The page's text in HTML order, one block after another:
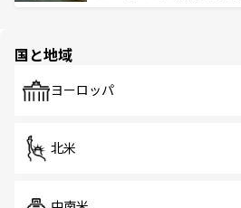
で、ホーカーズは地元の風情
国と地域
ヨーロッパ
北米